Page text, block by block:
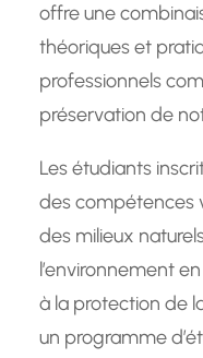
offre une
théoriques et
professionnels
préservation de
Les étudiants
des compétences
des milieux
l’environnement
à la protection de
un programme